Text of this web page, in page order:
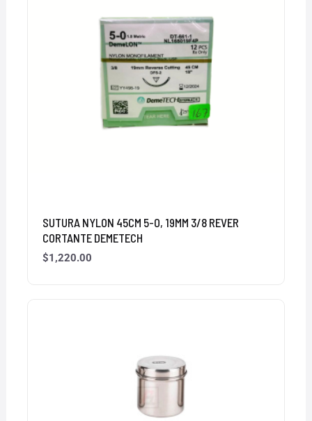
SUTURA NYLON 45CM 5-0, 19MM 3/8 REVER
CORTANTE DEMETECH
$1,220.00